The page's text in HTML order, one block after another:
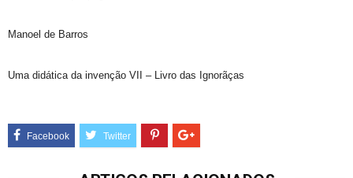
Manoel de Barros
Uma didática da invenção VII – Livro das Ignorãças